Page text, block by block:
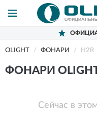
OLIGHT ФОНАРИ H2R
ФОНАРИ
Сейчас в